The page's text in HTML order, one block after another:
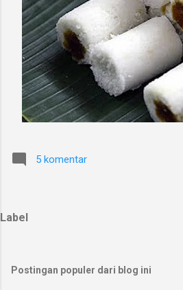
5 komentar
Label
Postingan populer dari blog ini